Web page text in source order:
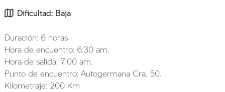
Dificultad: Baja
Duración: 6 horas
Hora de encuentro: 6:30 am.
Hora de salida: 7:00 am.
Punto de encuentro: Autogermana Cra. 50.
Kilometraje: 200 Km